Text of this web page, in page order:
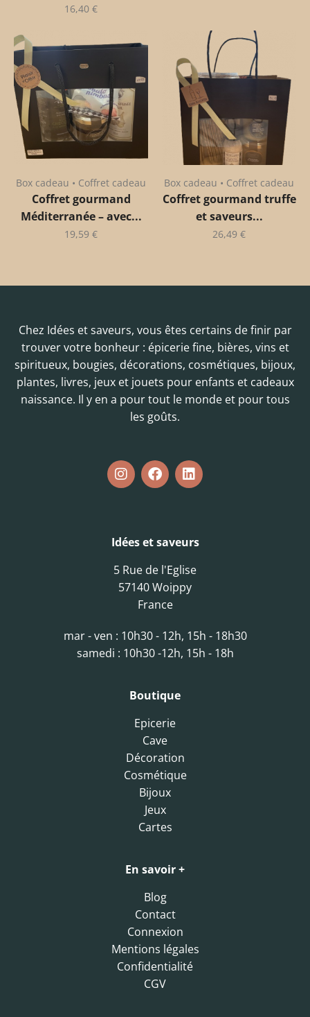
16,40 €
Box cadeau • Coffret cadeau
Coffret gourmand
Méditerranée – avec...
19,59 €
Box cadeau • Coffret cadeau
Coffret gourmand truffe
et saveurs...
26,49 €
Chez Idées et saveurs, vous êtes certains de finir par
trouver votre bonheur : épicerie fine, bières, vins et
spiritueux, bougies, décorations, cosmétiques, bijoux,
plantes, livres, jeux et jouets pour enfants et cadeaux
naissance. Il y en a pour tout le monde et pour tous
les goûts.
Idées et saveurs
5 Rue de l'Eglise
57140 Woippy
France
mar - ven : 10h30 - 12h, 15h - 18h30
samedi : 10h30 -12h, 15h - 18h
Boutique
Epicerie
Cave
Décoration
Cosmétique
Bijoux
Jeux
Cartes
En savoir +
Blog
Contact
Connexion
Mentions légales
Confidentialité
CGV